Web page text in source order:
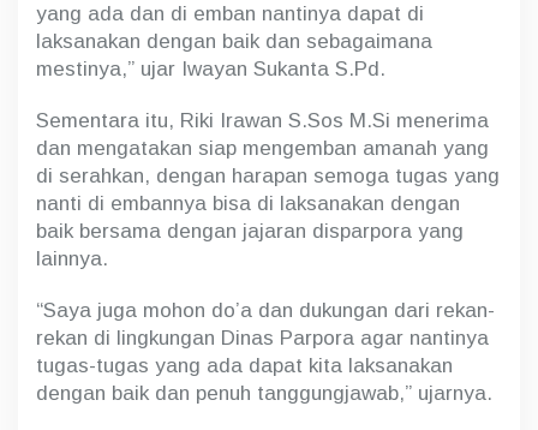
yang ada dan di emban nantinya dapat di
laksanakan dengan baik dan sebagaimana
mestinya,” ujar Iwayan Sukanta S.Pd.
Sementara itu, Riki Irawan S.Sos M.Si menerima
dan mengatakan siap mengemban amanah yang
di serahkan, dengan harapan semoga tugas yang
nanti di embannya bisa di laksanakan dengan
baik bersama dengan jajaran disparpora yang
lainnya.
“Saya juga mohon do’a dan dukungan dari rekan-
rekan di lingkungan Dinas Parpora agar nantinya
tugas-tugas yang ada dapat kita laksanakan
dengan baik dan penuh tanggungjawab,” ujarnya.